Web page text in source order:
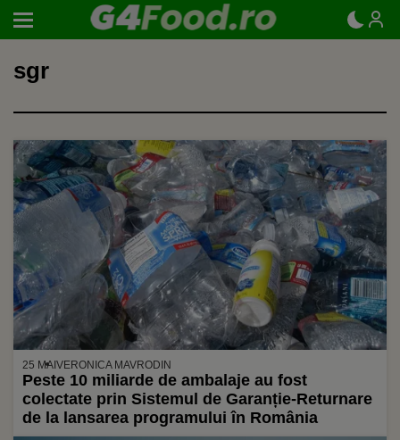
sgr
25 MAI VERONICA MAVRODIN
Peste 10 miliarde de ambalaje au fost
colectate prin Sistemul de Garanție-Returnare
de la lansarea programului în România